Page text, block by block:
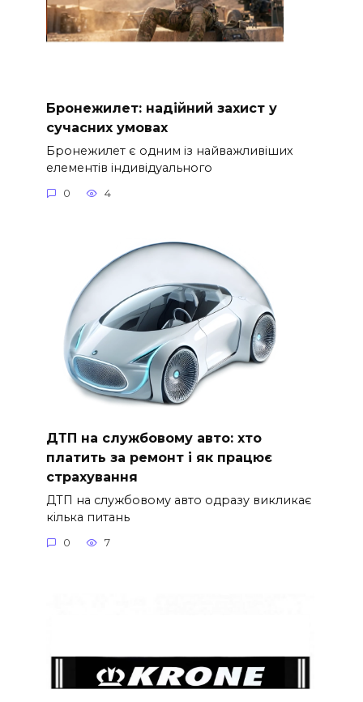
Бронежилет: надійний захист у
сучасних умовах
Бронежилет є одним із найважливіших
елементів індивідуального
0 4
ДТП на службовому авто: хто
платить за ремонт і як працює
страхування
ДТП на службовому авто одразу викликає
кілька питань
0 7